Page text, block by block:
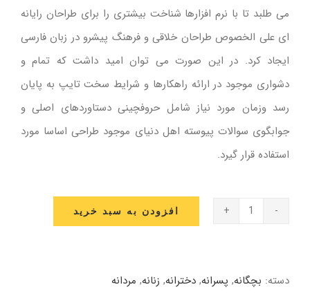
می طلبد تا با نرم افزارها شناخت بیشتری را برای طراحان رایانه
ای علی الخصوص طراحان خلاقی و فرهنگ پیشرو در زبان فارسی
ایجاد کرد. در این صورت می توان امید داشت که تمام و
دشواری موجود در ارائه راهکارها و شرایط سخت تایپ به پایان
رسد وزمان مورد نیاز شامل حروفچینی دستاوردهای اصلی و
جوابگوی سوالات پیوسته اهل دنیای موجود طراحی اساسا مورد
استفاده قرار گیرد.
افزودن به سبد خرید
دسته: بچگانه, پسرانه, دخترانه, زنانه, مردانه